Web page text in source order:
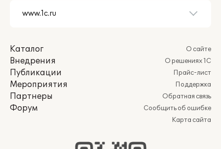
Каталог
Внедрения
Публикации
Мероприятия
Партнеры
Форум
О сайте
О решениях 1С
Прайс-лист
Поддержка
Обратная связь
Сообщить об ошибке
Карта сайта